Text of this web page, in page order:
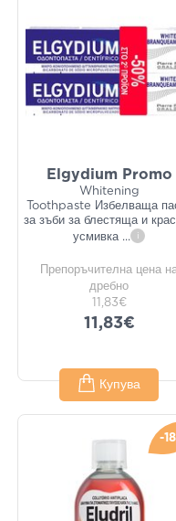
Elgydium Promo
Whitening
Toothpaste Избелваща
за зъби за блестяща и
усмивка ... i
Препоръчителна цена
дребно
11,83€
11,83€
Купува
-